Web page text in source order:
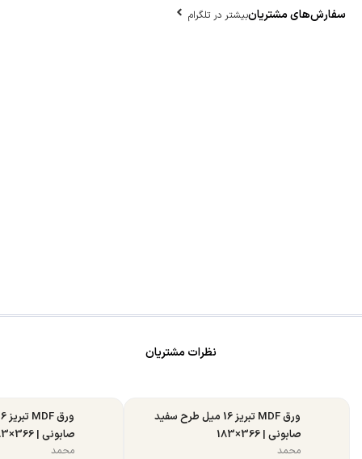
سفارش‌های مشتریانبیشتر در تلگرام
نظرات مشتریان
ورق MDF تبریز 16 میل طرح سفید
صابونی | 366×183
محمد
صابونی | 366×183
محمد